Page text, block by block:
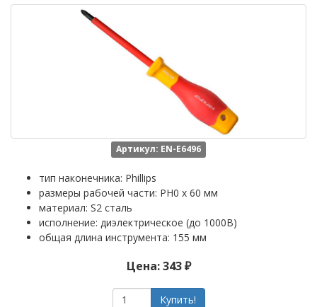
Артикул: EN-E6496
тип наконечника: Phillips
размеры рабочей части: PH0 x 60 мм
материал: S2 сталь
исполнение: диэлектрическое (до 1000В)
общая длина инструмента: 155 мм
Цена: 343 ₽
Купить!